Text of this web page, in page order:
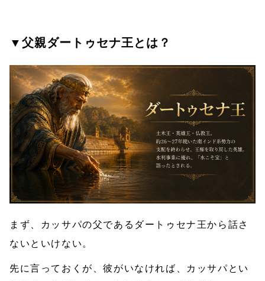
▼父親ダートゥセナ王とは？
まず、カッサパの父であるダートゥセナ王から話さ
ないといけない。
先に言っておくが、彼がいなければ、カッサパとい